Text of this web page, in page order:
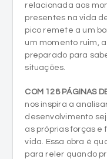
relacionada aos
presentes na vida
pico remete a um
um momento ruim,
preparado para
situações.
COM 128 PÁGINAS
nos inspira a
desenvolvimento
as próprias forças e
vida. Essa obra é
para reler quando